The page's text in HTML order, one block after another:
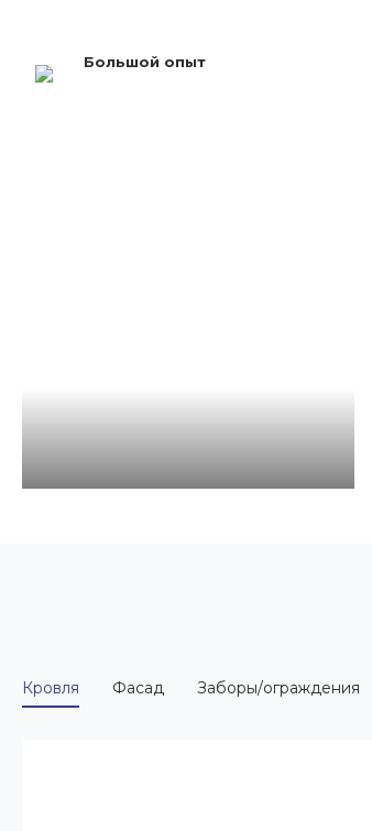
Большой опыт
Кровля Фасад Заборы/ограждения